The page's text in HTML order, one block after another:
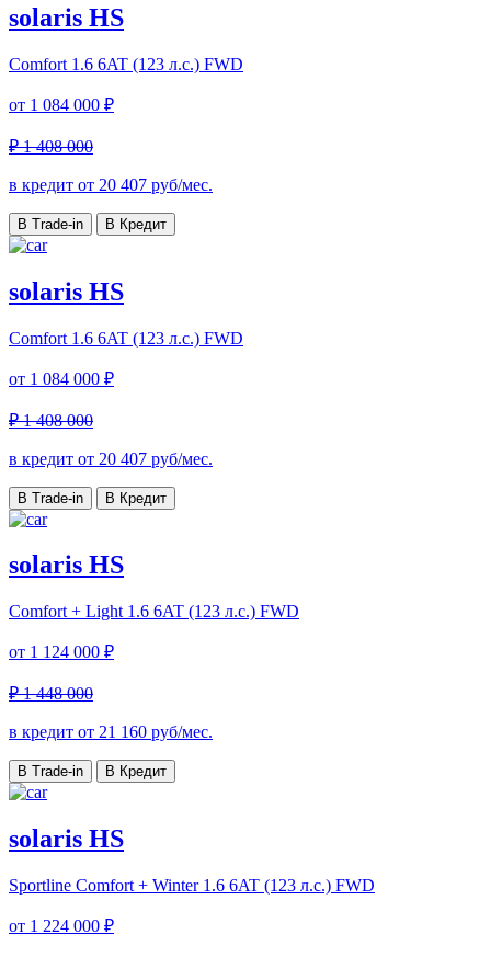
solaris HS
Comfort 1.6 6AT (123 л.с.) FWD
от 1 084 000 ₽
₽ 1 408 000
в кредит от 20 407 руб/мес.
В Trade-in В Кредит
solaris HS
Comfort 1.6 6AT (123 л.с.) FWD
от 1 084 000 ₽
₽ 1 408 000
в кредит от 20 407 руб/мес.
В Trade-in В Кредит
solaris HS
Comfort + Light 1.6 6AT (123 л.с.) FWD
от 1 124 000 ₽
₽ 1 448 000
в кредит от 21 160 руб/мес.
В Trade-in В Кредит
solaris HS
Sportline Comfort + Winter 1.6 6AT (123 л.с.) FWD
от 1 224 000 ₽